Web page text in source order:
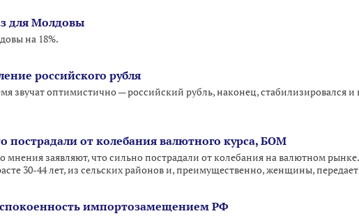
для Молдовы
на 18%.
российского рубля
звучат оптимистично — российский рубль, наконец, стабилизировался и
пострадали от колебания валютного курса, БОМ
мнения заявляют, что сильно пострадали от колебания на валютном рынке.
30-44 лет, из сельских районов и, преимущественно, женщины,
импортозамещением РФ